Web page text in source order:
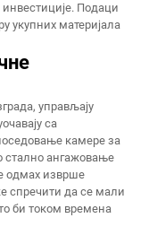
инвестиције. Подаци
укупних материјала
управљају
са
камере за
стално ангажовање
одмах изврше
спречити да се мали
би током времена